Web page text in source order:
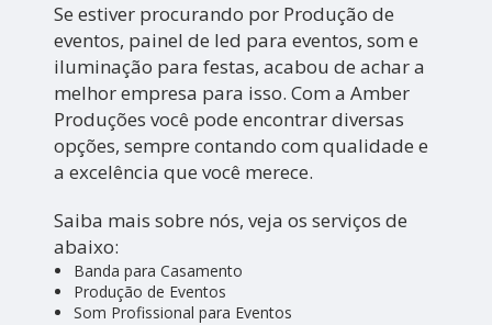
Se estiver procurando por Produção de
eventos, painel de led para eventos, som e
iluminação para festas, acabou de achar a
melhor empresa para isso. Com a Amber
Produções você pode encontrar diversas
opções, sempre contando com qualidade e
a excelência que você merece.
Saiba mais sobre nós, veja os serviços de
abaixo:
Banda para Casamento
Produção de Eventos
Som Profissional para Eventos